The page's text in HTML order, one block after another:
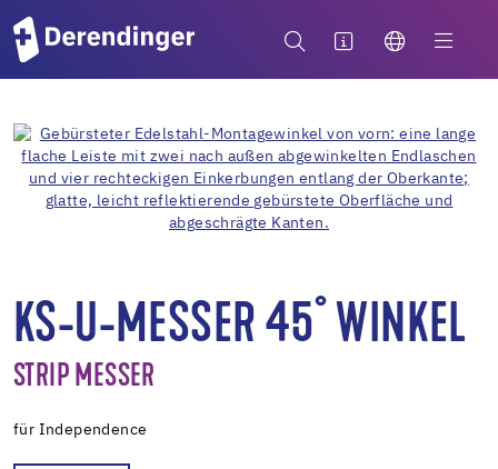
KS-U-MESSER 45° WINKEL
STRIP MESSER
für Independence